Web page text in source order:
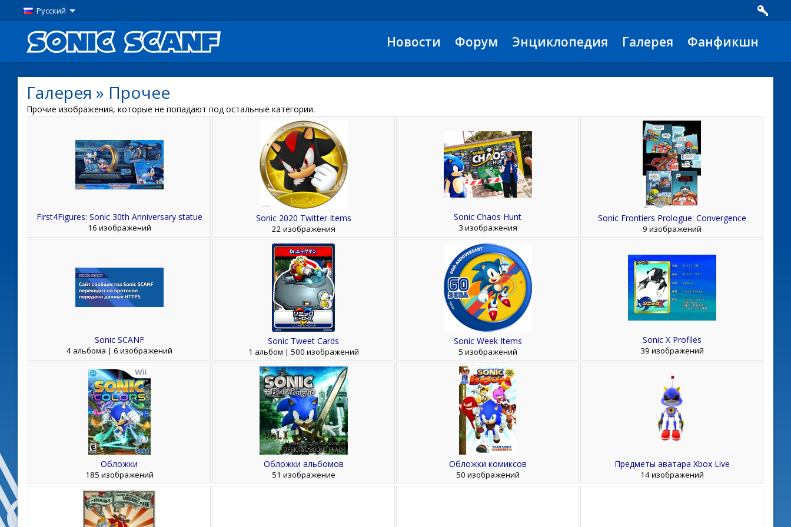
Русский
Новости Форум Энциклопедия Галерея Фанфикшн
Галерея » Прочее
Прочие изображения, которые не попадают под остальные категории.
First4Figures: Sonic 30th Anniversary statue
16 изображений
Sonic 2020 Twitter Items
22 изображения
Sonic Chaos Hunt
3 изображения
Sonic Frontiers Prologue: Convergence
9 изображений
Sonic SCANF
4 альбома | 6 изображений
Sonic Tweet Cards
1 альбом | 500 изображений
Sonic Week Items
5 изображений
Sonic X Profiles
39 изображений
Обложки
185 изображений
Обложки альбомов
51 изображение
Обложки комиксов
50 изображений
Предметы аватара Xbox Live
14 изображений